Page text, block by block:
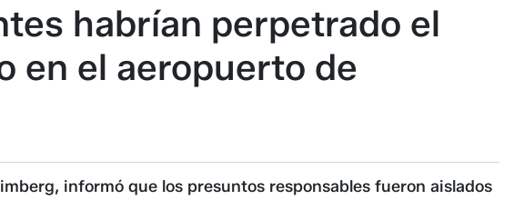
habrían perpetrado el
en el aeropuerto de
informó que los presuntos responsables fueron aislados